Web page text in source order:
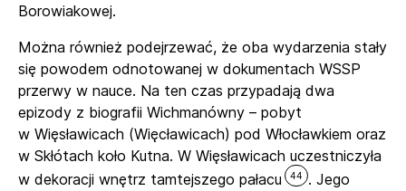
Borowiakowej.
Można również podejrzewać, że oba wydarzenia stały
się powodem odnotowanej w dokumentach WSSP
przerwy w nauce. Na ten czas przypadają dwa
epizody z biografii Wichmanówny – pobyt
w Więsławicach (Więcławicach) pod Włocławkiem oraz
w Skłótach koło Kutna. W Więsławicach uczestniczyła
w dekoracji wnętrz tamtejszego pałacu
44
. Jego